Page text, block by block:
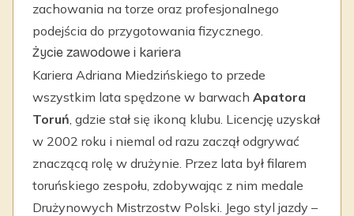
zachowania na torze oraz profesjonalnego
podejścia do przygotowania fizycznego.
Życie zawodowe i kariera
Kariera Adriana Miedzińskiego to przede
wszystkim lata spędzone w barwach Apatora
Toruń, gdzie stał się ikoną klubu. Licencję uzyskał
w 2002 roku i niemal od razu zaczął odgrywać
znaczącą rolę w drużynie. Przez lata był filarem
toruńskiego zespołu, zdobywając z nim medale
Drużynowych Mistrzostw Polski. Jego styl jazdy –